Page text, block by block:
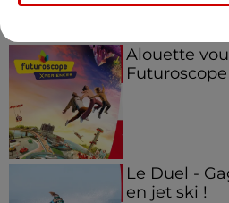
Alouette
Le Duel -
en jet ski !